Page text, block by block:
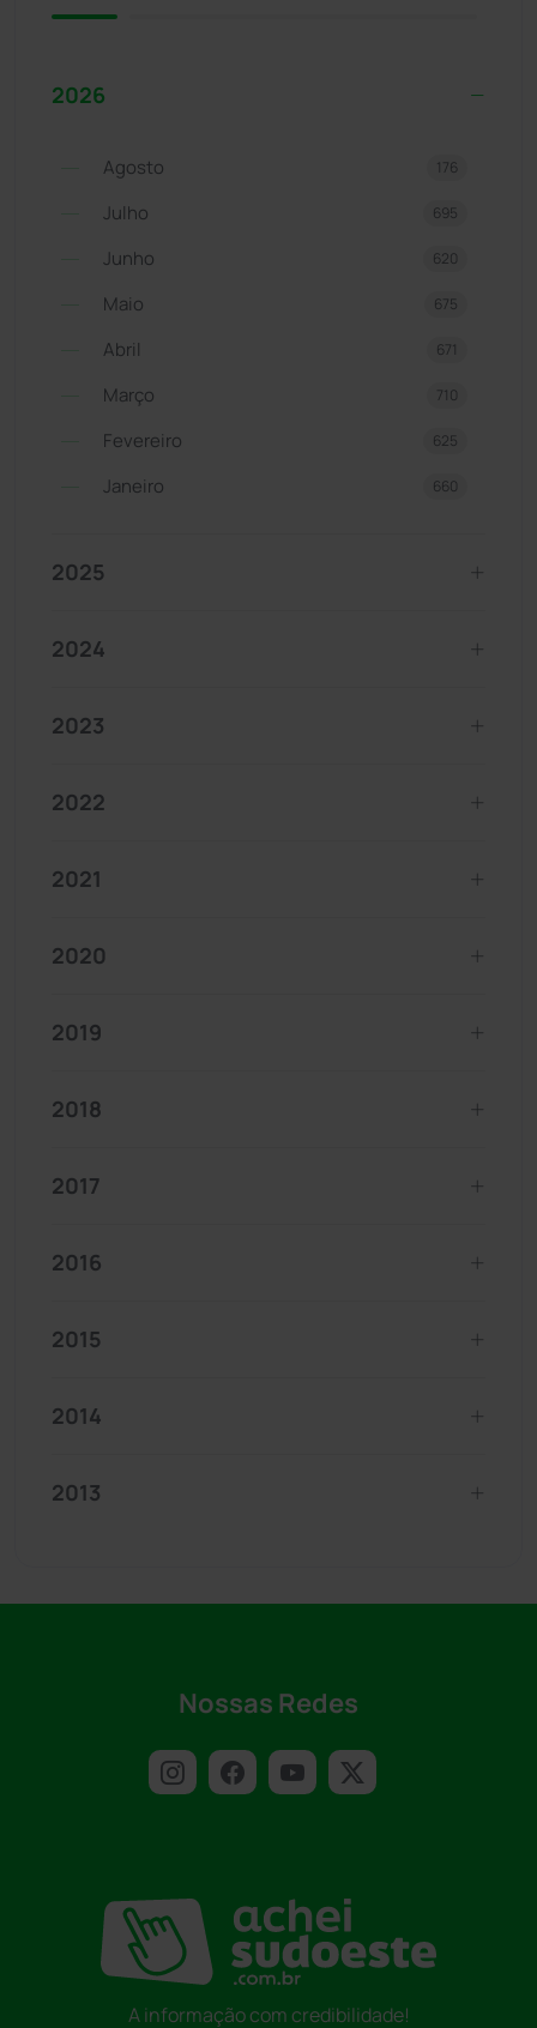
2026
Agosto 176
Julho 695
Junho 620
Maio 675
Abril 671
Março 710
Fevereiro 625
Janeiro 660
2025
2024
2023
2022
2021
2020
2019
2018
2017
2016
2015
2014
2013
Nossas Redes
A informação com credibilidade!